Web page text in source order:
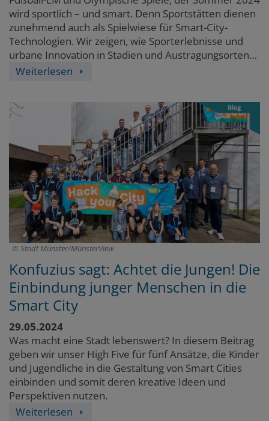
wird sportlich – und smart. Denn Sportstätten dienen
zunehmend auch als Spielwiese für Smart-City-
Technologien. Wir zeigen, wie Sporterlebnisse und
urbane Innovation in Stadien und Austragungsorten
miteinander verschmelzen und welche Auswirkungen
Weiterlesen
Stadt Münster/MünsterView
Konfuzius sagt: Achtet die Jungen! Die
Einbindung junger Menschen in die
Smart City
29.05.2024
Was macht eine Stadt lebenswert? In diesem Beitrag
geben wir unser High Five für fünf Ansätze, die Kinder
und Jugendliche in die Gestaltung von Smart Cities
einbinden und somit deren kreative Ideen und
Perspektiven nutzen.
Weiterlesen